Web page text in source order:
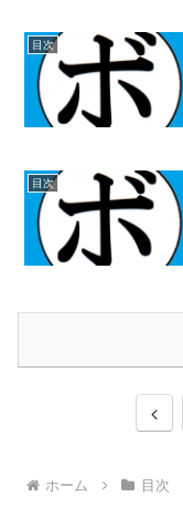
目次
目次
前
ホーム 目次